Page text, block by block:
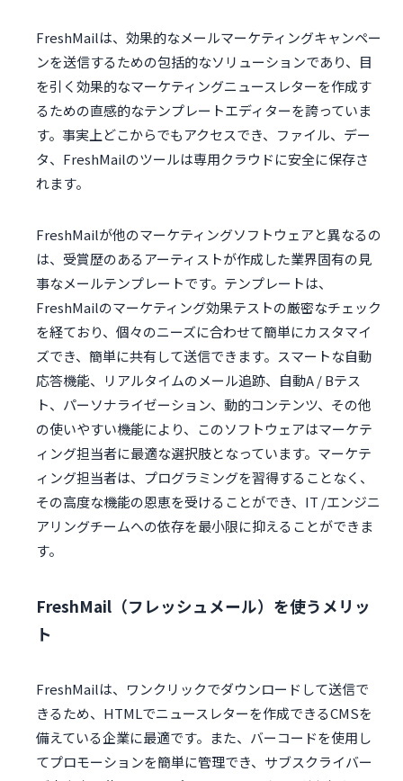
FreshMailは、効果的なメールマーケティングキャンペー
ンを送信するための包括的なソリューションであり、目
を引く効果的なマーケティングニュースレターを作成す
るための直感的なテンプレートエディターを誇っていま
す。事実上どこからでもアクセスでき、ファイル、デー
タ、FreshMailのツールは専用クラウドに安全に保存さ
れます。
FreshMailが他のマーケティングソフトウェアと異なるの
は、受賞歴のあるアーティストが作成した業界固有の見
事なメールテンプレートです。テンプレートは、
FreshMailのマーケティング効果テストの厳密なチェック
を経ており、個々のニーズに合わせて簡単にカスタマイ
ズでき、簡単に共有して送信できます。スマートな自動
応答機能、リアルタイムのメール追跡、自動A / Bテス
ト、パーソナライゼーション、動的コンテンツ、その他
の使いやすい機能により、このソフトウェアはマーケテ
ィング担当者に最適な選択肢となっています。マーケテ
ィング担当者は、プログラミングを習得することなく、
その高度な機能の恩恵を受けることができ、IT /エンジニ
アリングチームへの依存を最小限に抑えることができま
す。
FreshMail（フレッシュメール）を使うメリッ
ト
FreshMailは、ワンクリックでダウンロードして送信で
きるため、HTMLでニュースレターを作成できるCMSを
備えている企業に最適です。また、バーコードを使用し
てプロモーションを簡単に管理でき、サブスクライバー